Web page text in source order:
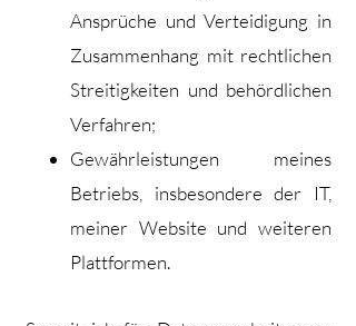
Ansprüche und Verteidigung in
Zusammenhang mit rechtlichen
Streitigkeiten und behördlichen
Verfahren;
Gewährleistungen meines
Betriebs, insbesondere der IT,
meiner Website und weiteren
Plattformen.